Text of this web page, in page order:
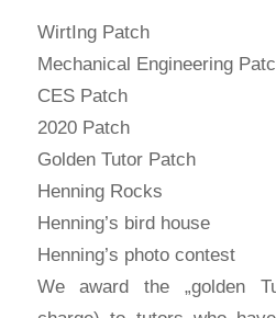
WirtIng Patch
Mechanical Engineering
CES Patch
2020 Patch
Golden Tutor Patch
Henning Rocks
Henning’s bird house
Henning’s photo contest
We award the „golden